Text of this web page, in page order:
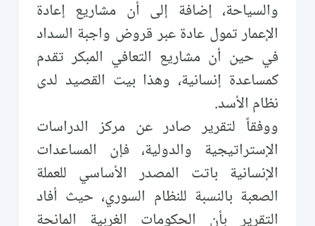
والسياحة، إضافة إلى أن مشاريع إعادة
الإعمار تمول عادة عبر قروض واجبة السداد
في حين أن مشاريع التعافي المبكر تقدم
كمساعدة إنسانية، وهذا بيت القصيد لدى
نظام الأسد.
ووفقاً لتقرير صادر عن مركز الدراسات
الإستراتيجية والدولية، فإن المساعدات
الإنسانية باتت المصدر الأساسي للعملة
الصعبة بالنسبة للنظام السوري، حيث أفاد
التقرير بأن الحكومات الغربية المانحة